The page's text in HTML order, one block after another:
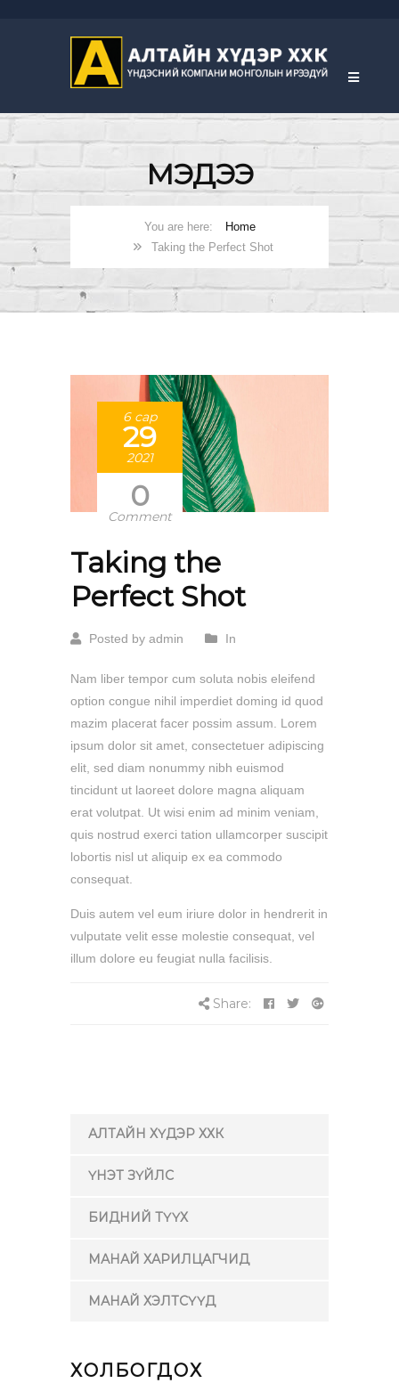
МЭДЭЭ
Home
Taking the Perfect Shot
6 сар
29
2021
0
Comment
Taking the
Perfect Shot
Posted by admin In
Nam liber tempor cum soluta nobis eleifend
option congue nihil imperdiet doming id quod
mazim placerat facer possim assum. Lorem
ipsum dolor sit amet, consectetuer adipiscing
elit, sed diam nonummy nibh euismod
tincidunt ut laoreet dolore magna aliquam
erat volutpat. Ut wisi enim ad minim veniam,
quis nostrud exerci tation ullamcorper suscipit
lobortis nisl ut aliquip ex ea commodo
consequat.
Duis autem vel eum iriure dolor in hendrerit in
vulputate velit esse molestie consequat, vel
illum dolore eu feugiat nulla facilisis.
Share:
АЛТАЙН ХҮДЭР ХХК
ҮНЭТ ЗҮЙЛС
БИДНИЙ ТҮҮХ
МАНАЙ ХАРИЛЦАГЧИД
МАНАЙ ХЭЛТСҮҮД
ХОЛБОГДОХ